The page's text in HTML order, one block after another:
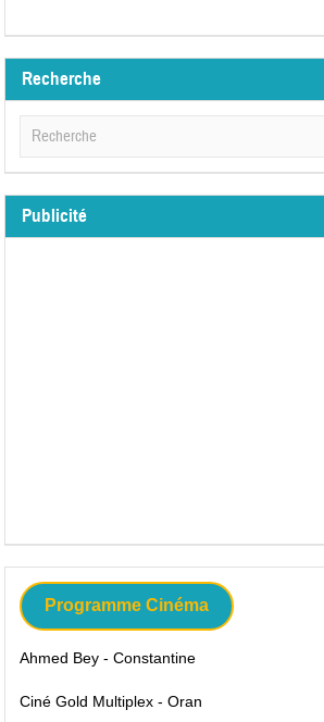
Recherche
Publicité
Programme Cinéma
Ahmed Bey - Constantine
Ciné Gold Multiplex - Oran